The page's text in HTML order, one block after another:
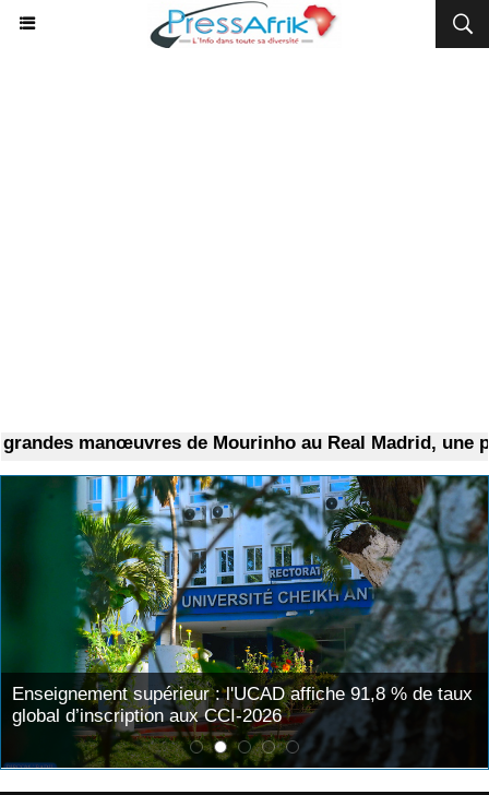
manœuvres de Mourinho au Real Madrid, une
Enseignement supérieur : l'UCAD affiche 91,8 % de taux
global d’inscription aux CCI-2026